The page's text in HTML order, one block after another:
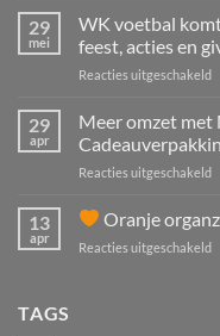
29
mei
WK voetbal
feest, acties en
Reacties uitgeschakeld
29
apr
Meer omzet met
Reacties uitgeschakeld
13
apr
Oranje
Reacties uitgeschakeld
TAGS